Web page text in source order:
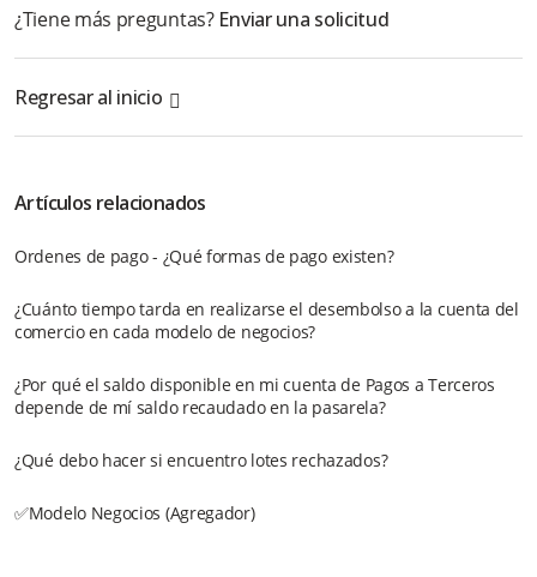
¿Tiene más preguntas? Enviar una solicitud
Regresar al inicio
Artículos relacionados
Ordenes de pago - ¿Qué formas de pago existen?
¿Cuánto tiempo tarda en realizarse el desembolso a la cuenta del
comercio en cada modelo de negocios?
¿Por qué el saldo disponible en mi cuenta de Pagos a Terceros
depende de mí saldo recaudado en la pasarela?
¿Qué debo hacer si encuentro lotes rechazados?
✅Modelo Negocios (Agregador)